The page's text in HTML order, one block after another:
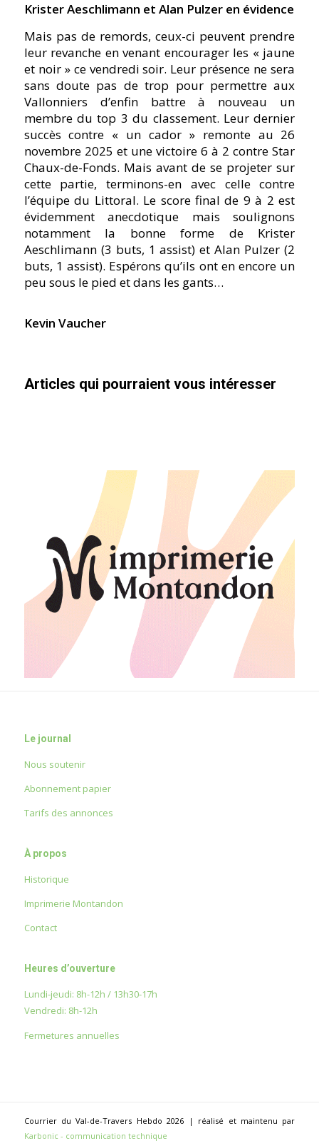
Krister Aeschlimann et Alan Pulzer en évidence
Mais pas de remords, ceux-ci peuvent prendre
leur revanche en venant encourager les « jaune
et noir » ce vendredi soir. Leur présence ne sera
sans doute pas de trop pour permettre aux
Vallonniers d’enfin battre à nouveau un
membre du top 3 du classement. Leur dernier
succès contre « un cador » remonte au 26
novembre 2025 et une victoire 6 à 2 contre Star
Chaux-de-Fonds. Mais avant de se projeter sur
cette partie, terminons-en avec celle contre
l’équipe du Littoral. Le score final de 9 à 2 est
évidemment anecdotique mais soulignons
notamment la bonne forme de Krister
Aeschlimann (3 buts, 1 assist) et Alan Pulzer (2
buts, 1 assist). Espérons qu’ils ont en encore un
peu sous le pied et dans les gants…
Kevin Vaucher
Articles qui pourraient vous intéresser
Le journal
Nous soutenir
Abonnement papier
Tarifs des annonces
À propos
Historique
Imprimerie Montandon
Contact
Heures d’ouverture
Lundi-jeudi: 8h-12h / 13h30-17h
Vendredi: 8h-12h
Fermetures annuelles
Courrier du Val-de-Travers Hebdo 2026 | réalisé et maintenu par
Karbonic - communication technique